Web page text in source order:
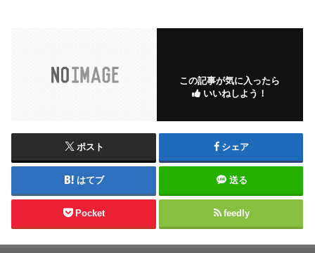
この記事が気に入ったら
いいねしよう！
ポスト シェア
はてブ 送る
Pocket feedly